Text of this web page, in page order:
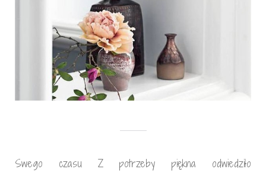
Swego czasu Z potrzeby piękna odwiedziło